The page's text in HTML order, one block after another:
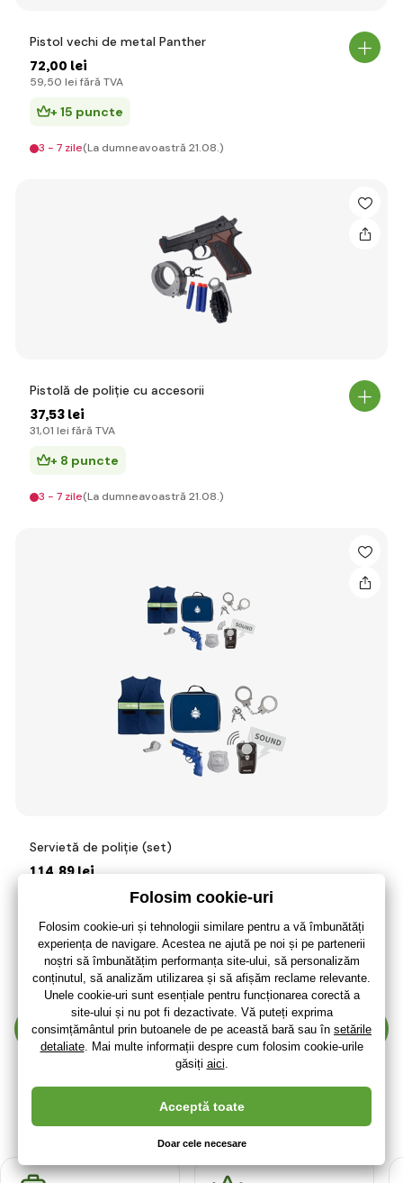
Pistol vechi de metal Panther
72,00 lei
59,50 lei fără TVA
+ 15 puncte
3 - 7 zile(La dumneavoastră 21.08.)
Pistolă de poliție cu accesorii
37,53 lei
31,01 lei fără TVA
+ 8 puncte
3 - 7 zile(La dumneavoastră 21.08.)
Servietă de poliție (set)
114,89 lei
Momentan nu este disponibil (La dumneavoastră 20.01.)
Afișează mai mulți 4 produse
2